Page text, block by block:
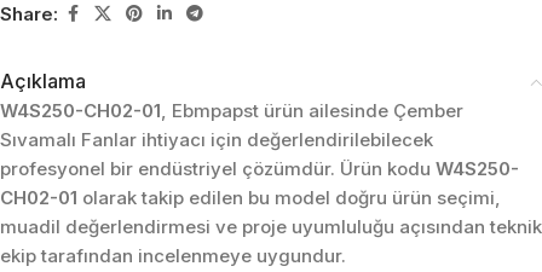
Share:
Açıklama
W4S250-CH02-01, Ebmpapst ürün ailesinde Çember
Sıvamalı Fanlar ihtiyacı için değerlendirilebilecek
profesyonel bir endüstriyel çözümdür. Ürün kodu W4S250-
CH02-01 olarak takip edilen bu model doğru ürün seçimi,
muadil değerlendirmesi ve proje uyumluluğu açısından teknik
ekip tarafından incelenmeye uygundur.